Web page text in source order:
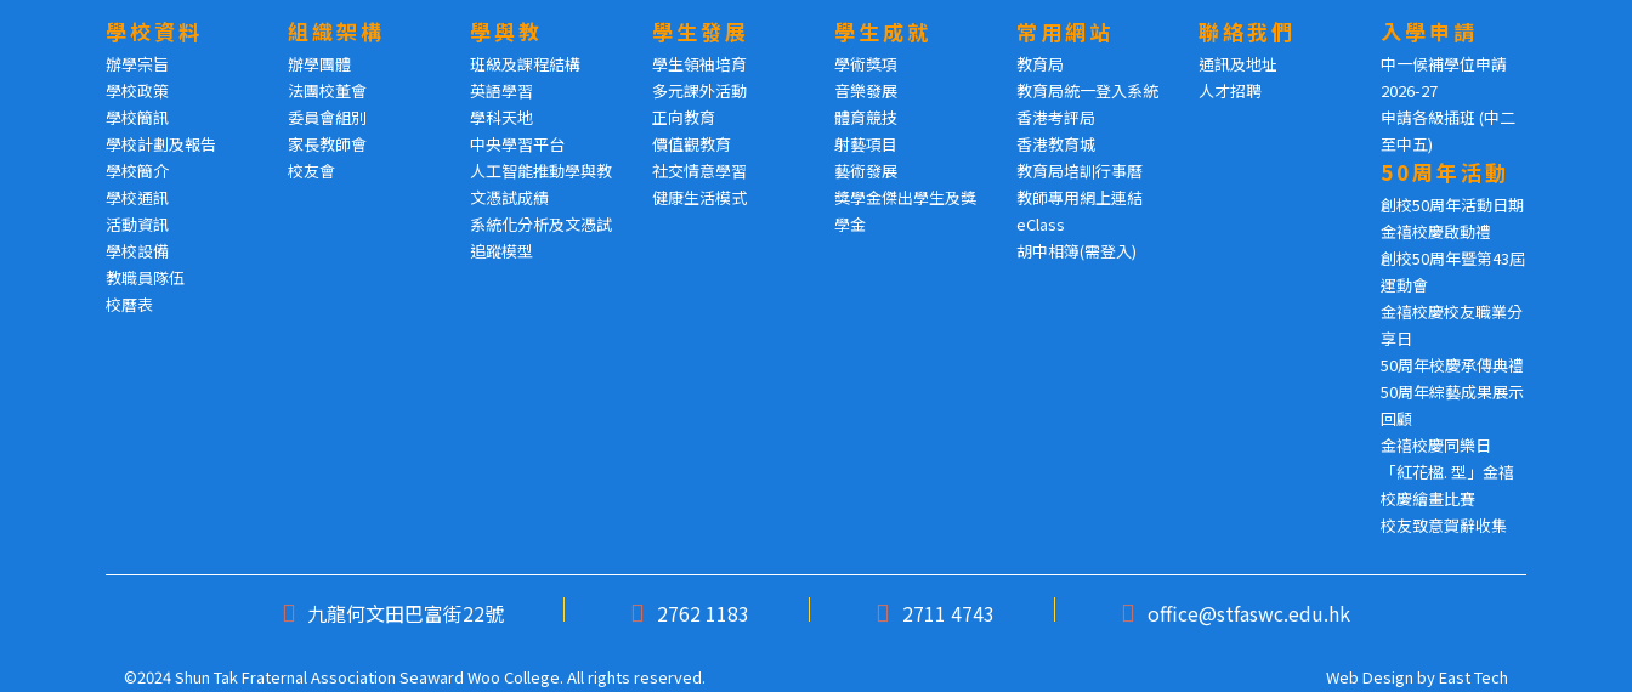
學校資料
辦學宗旨
學校政策
學校簡訊
學校計劃及報告
學校簡介
學校通訊
活動資訊
學校設備
教職員隊伍
校曆表
組織架構
辦學團體
法團校董會
委員會組別
家長教師會
校友會
學與教
班級及課程結構
英語學習
學科天地
中央學習平台
人工智能推動學與教
文憑試成績
系統化分析及文憑試
追蹤模型
學生發展
學生領袖培育
多元課外活動
正向教育
價值觀教育
社交情意學習
健康生活模式
學生成就
學術獎項
音樂發展
體育競技
射藝項目
藝術發展
獎學金傑出學生及獎
學金
常用網站
教育局
教育局統一登入系統
香港考評局
香港教育城
教育局培訓行事曆
教師專用網上連結
eClass
胡中相簿(需登入)
聯絡我們
通訊及地址
人才招聘
入學申請
中一候補學位申請
2026-27
申請各級插班 (中二
至中五)
50周年活動
創校50周年活動日期
金禧校慶啟動禮
創校50周年暨第43屆
運動會
金禧校慶校友職業分
享日
50周年校慶承傳典禮
50周年綜藝成果展示
回顧
金禧校慶同樂日
「紅花楹. 型」金禧
校慶繪畫比賽
校友致意賀辭收集
九龍何文田巴富街22號 2762 1183 2711 4743 office@stfaswc.edu.hk
©2024 Shun Tak Fraternal Association Seaward Woo College. All rights reserved. Web Design byEast Tech